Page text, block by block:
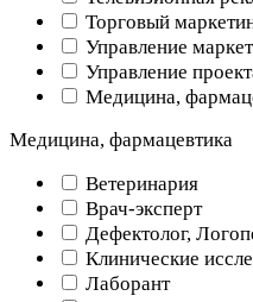
Торговый
Управление
Управление
Медицина,
Медицина, фармацевтика
Ветеринария
Врач-эксперт
Дефектолог,
Клинические
Лаборант